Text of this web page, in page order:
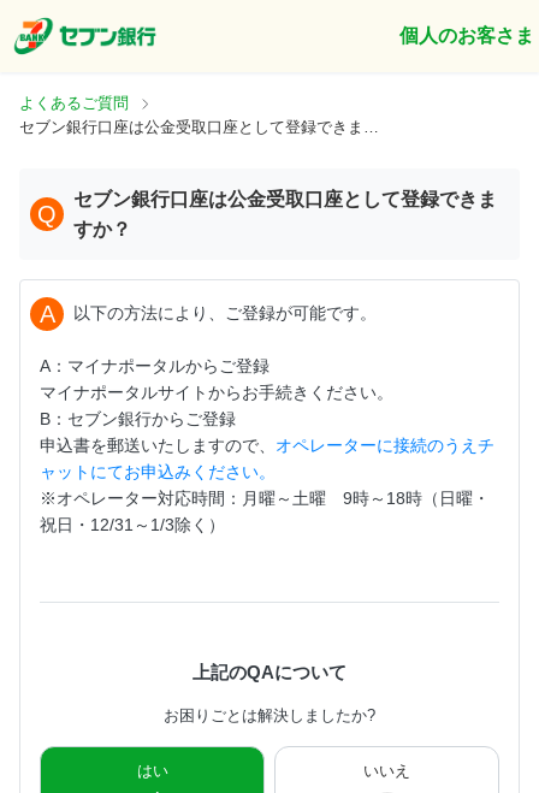
個人のお客さま
よくあるご質問
セブン銀行口座は公金受取口座として登録できますか？
Q
セブン銀行口座は公金受取口座として登録できま
すか？
A 以下の方法により、ご登録が可能です。
A：マイナポータルからご登録
マイナポータルサイトからお手続きください。
B：セブン銀行からご登録
申込書を郵送いたしますので、 オペレーターに接続のうえチ
ャットにてお申込みください。
※オペレーター対応時間：月曜～土曜 9時～18時（日曜・
祝日・12/31～1/3除く）
上記のQAについて
お困りごとは解決しましたか?
はい いいえ